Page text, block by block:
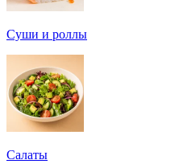
Суши и роллы
Салаты